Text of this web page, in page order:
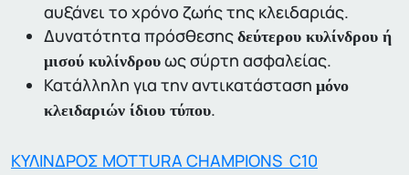
αυξάνει το χρόνο ζωής της κλειδαριάς.
Δυνατότητα πρόσθεσης δεύτερου κυλίνδρου ή
μισού κυλίνδρου ως σύρτη ασφαλείας.
Κατάλληλη για την αντικατάσταση μόνο
κλειδαριών ίδιου τύπου.
ΚΥΛΙΝΔΡΟΣ MOTTURA CHAMPIONS C10